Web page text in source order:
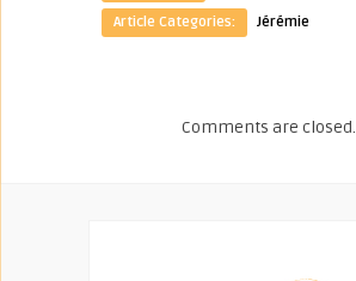
Article Categories:
Jérémie
Comments are closed.